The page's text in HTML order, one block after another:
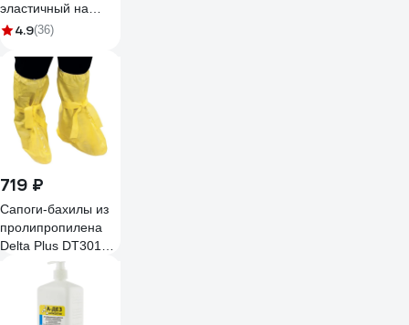
эластичный на
тканевой основе
ионами серебра
TENERIS 630288
4.9(36)
719 ₽
Сапоги-бахилы из
пролипропилена
Delta Plus DT301
DELTACHEM
DT301JA